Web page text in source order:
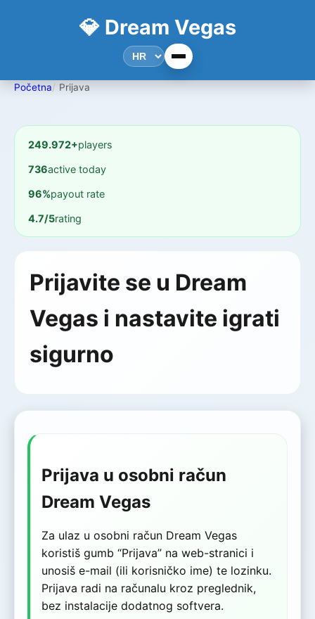
💎 Dream Vegas
Početna Prijava
249.972+players
736active today
96%payout rate
4.7/5rating
Prijavite se u Dream
Vegas i nastavite igrati
sigurno
Prijava u osobni račun
Dream Vegas
Za ulaz u osobni račun Dream Vegas
koristiš gumb “Prijava” na web-stranici i
unosiš e-mail (ili korisničko ime) te lozinku.
Prijava radi na računalu kroz preglednik,
bez instalacije dodatnog softvera.